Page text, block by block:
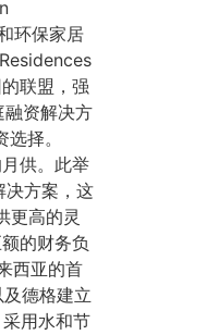
环保家居
联盟，强
资解决方
选择。
供。此举
决方案，这
更高的灵
的财务负
西亚的首
德格建立
用水和节